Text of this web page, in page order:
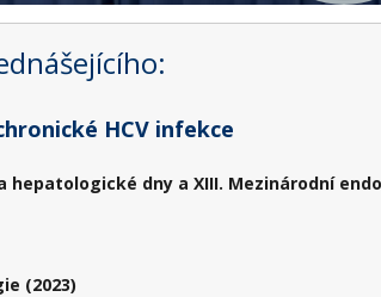
HCV infekce
dny a XIII. Mezinárodní
(2023)